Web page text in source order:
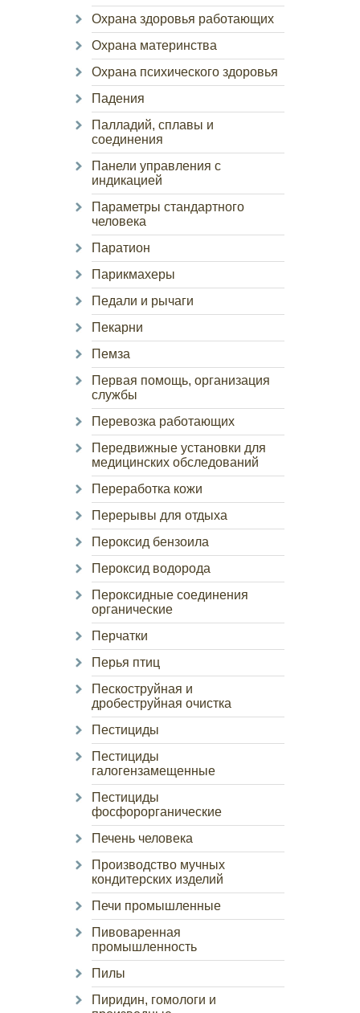
Охрана здоровья работающих
Охрана материнства
Охрана психического здоровья
Падения
Палладий, сплавы и
соединения
Панели управления с
индикацией
Параметры стандартного
человека
Паратион
Парикмахеры
Педали и рычаги
Пекарни
Пемза
Первая помощь, организация
службы
Перевозка работающих
Передвижные установки для
медицинских обследований
Переработка кожи
Перерывы для отдыха
Пероксид бензоила
Пероксид водорода
Пероксидные соединения
органические
Перчатки
Перья птиц
Пескоструйная и
дробеструйная очистка
Пестициды
Пестициды
галогензамещенные
Пестициды
фосфорорганические
Печень человека
Производство мучных
кондитерских изделий
Печи промышленные
Пивоваренная
промышленность
Пилы
Пиридин, гомологи и